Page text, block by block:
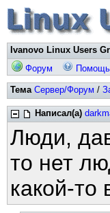
Ivanovo Linux Users
Форум
Помощь
Тема Сервер/Форум /
Написал(а)
Люди,
то нет
какой-то